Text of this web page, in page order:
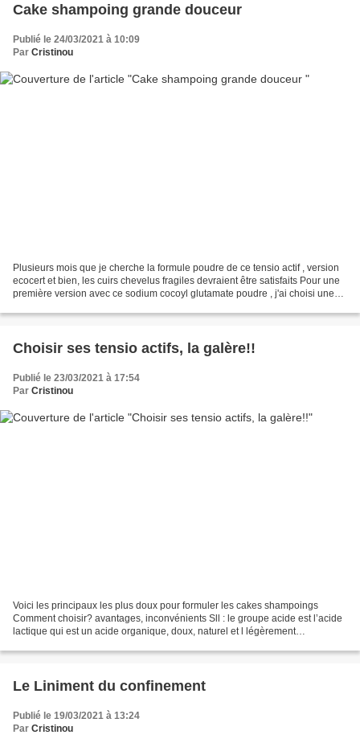
Cake shampoing grande douceur
Publié le 24/03/2021 à 10:09
Par Cristinou
Plusieurs mois que je cherche la formule poudre de ce tensio actif , version
ecocert et bien, les cuirs chevelus fragiles devraient être satisfaits Pour une
première version avec ce sodium cocoyl glutamate poudre , j'ai choisi une
Choisir ses tensio actifs, la galère!!
Publié le 23/03/2021 à 17:54
Par Cristinou
Voici les principaux les plus doux pour formuler les cakes shampoings
Comment choisir? avantages, inconvénients Sll : le groupe acide est l’acide
lactique qui est un acide organique, doux, naturel et l légèrement
Le Liniment du confinement
Publié le 19/03/2021 à 13:24
Par Cristinou